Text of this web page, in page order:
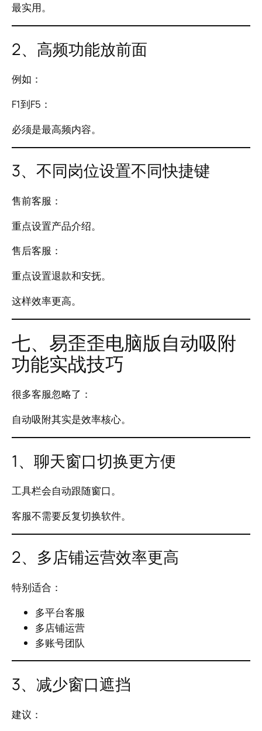
最实用。
2、高频功能放前面
例如：
F1到F5：
必须是最高频内容。
3、不同岗位设置不同快捷键
售前客服：
重点设置产品介绍。
售后客服：
重点设置退款和安抚。
这样效率更高。
七、易歪歪电脑版自动吸附
功能实战技巧
很多客服忽略了：
自动吸附其实是效率核心。
1、聊天窗口切换更方便
工具栏会自动跟随窗口。
客服不需要反复切换软件。
2、多店铺运营效率更高
特别适合：
多平台客服
多店铺运营
多账号团队
3、减少窗口遮挡
建议：